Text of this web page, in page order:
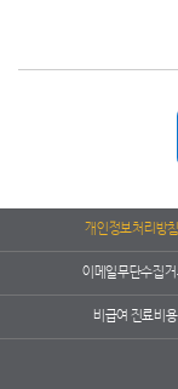
개인정보처리방침
이메일무단수집
비급여 진료비용